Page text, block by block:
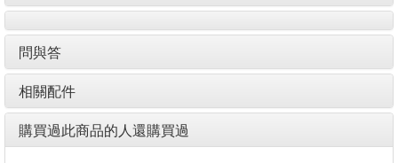
問與答
相關配件
購買過此商品的人還購買過